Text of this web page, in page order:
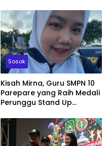
Sosok
Kisah Mirna, Guru SMPN 10
Parepare yang Raih Medali
Perunggu Stand Up
2026